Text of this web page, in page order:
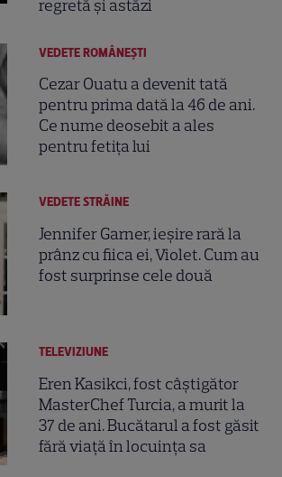
regretă și astăzi
VEDETE ROMÂNEŞTI
Cezar Ouatu a devenit tată
pentru prima dată la 46 de ani.
Ce nume deosebit a ales
pentru fetița lui
VEDETE STRĂINE
Jennifer Garner, ieșire rară la
prânz cu fiica ei, Violet. Cum au
fost surprinse cele două
TELEVIZIUNE
Eren Kasikci, fost câștigător
MasterChef Turcia, a murit la
37 de ani. Bucătarul a fost găsit
fără viață în locuința sa